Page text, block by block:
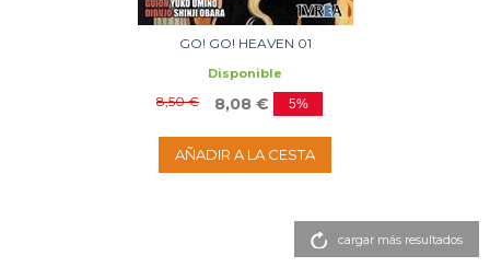
GO! GO! HEAVEN 01
Disponible
8,50 € 8,08 € 5%
AÑADIR A LA CESTA
cargar más resultados